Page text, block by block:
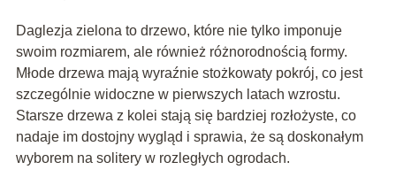
Daglezja zielona to drzewo, które nie tylko imponuje
swoim rozmiarem, ale również różnorodnością formy.
Młode drzewa mają wyraźnie stożkowaty pokrój, co jest
szczególnie widoczne w pierwszych latach wzrostu.
Starsze drzewa z kolei stają się bardziej rozłożyste, co
nadaje im dostojny wygląd i sprawia, że są doskonałym
wyborem na solitery w rozległych ogrodach.